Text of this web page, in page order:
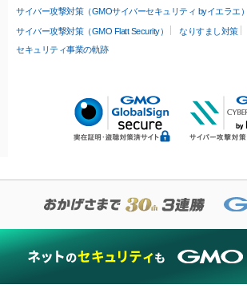
サイバー攻撃対策（GMOサイバーセキュリティ byイエラエ）
サイバー攻撃対策（GMO Flatt Security）
なりすまし対策
セキュリティ事業の軌跡